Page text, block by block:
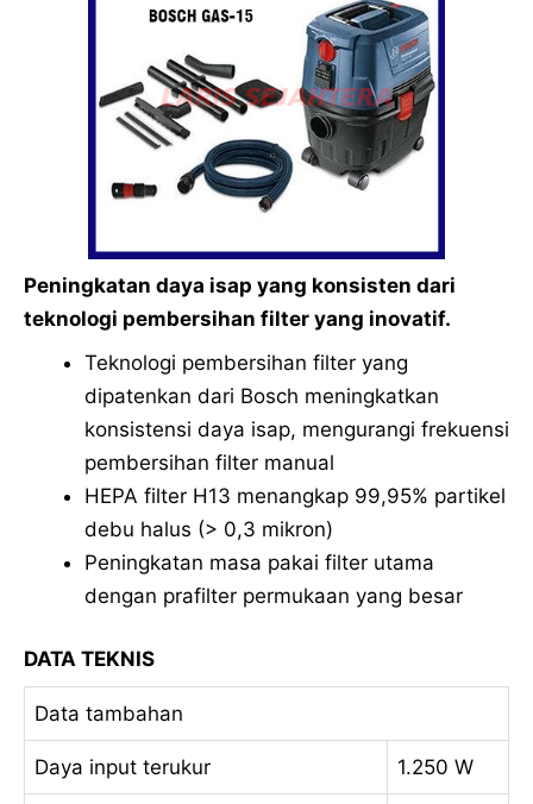
Peningkatan daya isap yang konsisten dari
teknologi pembersihan filter yang inovatif.
Teknologi pembersihan filter yang
dipatenkan dari Bosch meningkatkan
konsistensi daya isap, mengurangi frekuensi
pembersihan filter manual
HEPA filter H13 menangkap 99,95% partikel
debu halus (> 0,3 mikron)
Peningkatan masa pakai filter utama
dengan prafilter permukaan yang besar
DATA TEKNIS
Data tambahan
Daya input terukur 1.250 W